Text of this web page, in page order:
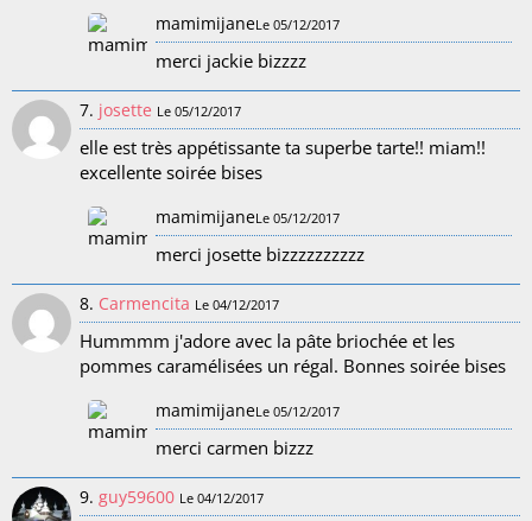
mamimijaneLe 05/12/2017
merci jackie bizzzz
7. josette Le 05/12/2017
elle est très appétissante ta superbe tarte!! miam!!
excellente soirée bises
mamimijaneLe 05/12/2017
merci josette bizzzzzzzzzz
8. Carmencita Le 04/12/2017
Hummmm j'adore avec la pâte briochée et les
pommes caramélisées un régal. Bonnes soirée bises
mamimijaneLe 05/12/2017
merci carmen bizzz
9. guy59600 Le 04/12/2017